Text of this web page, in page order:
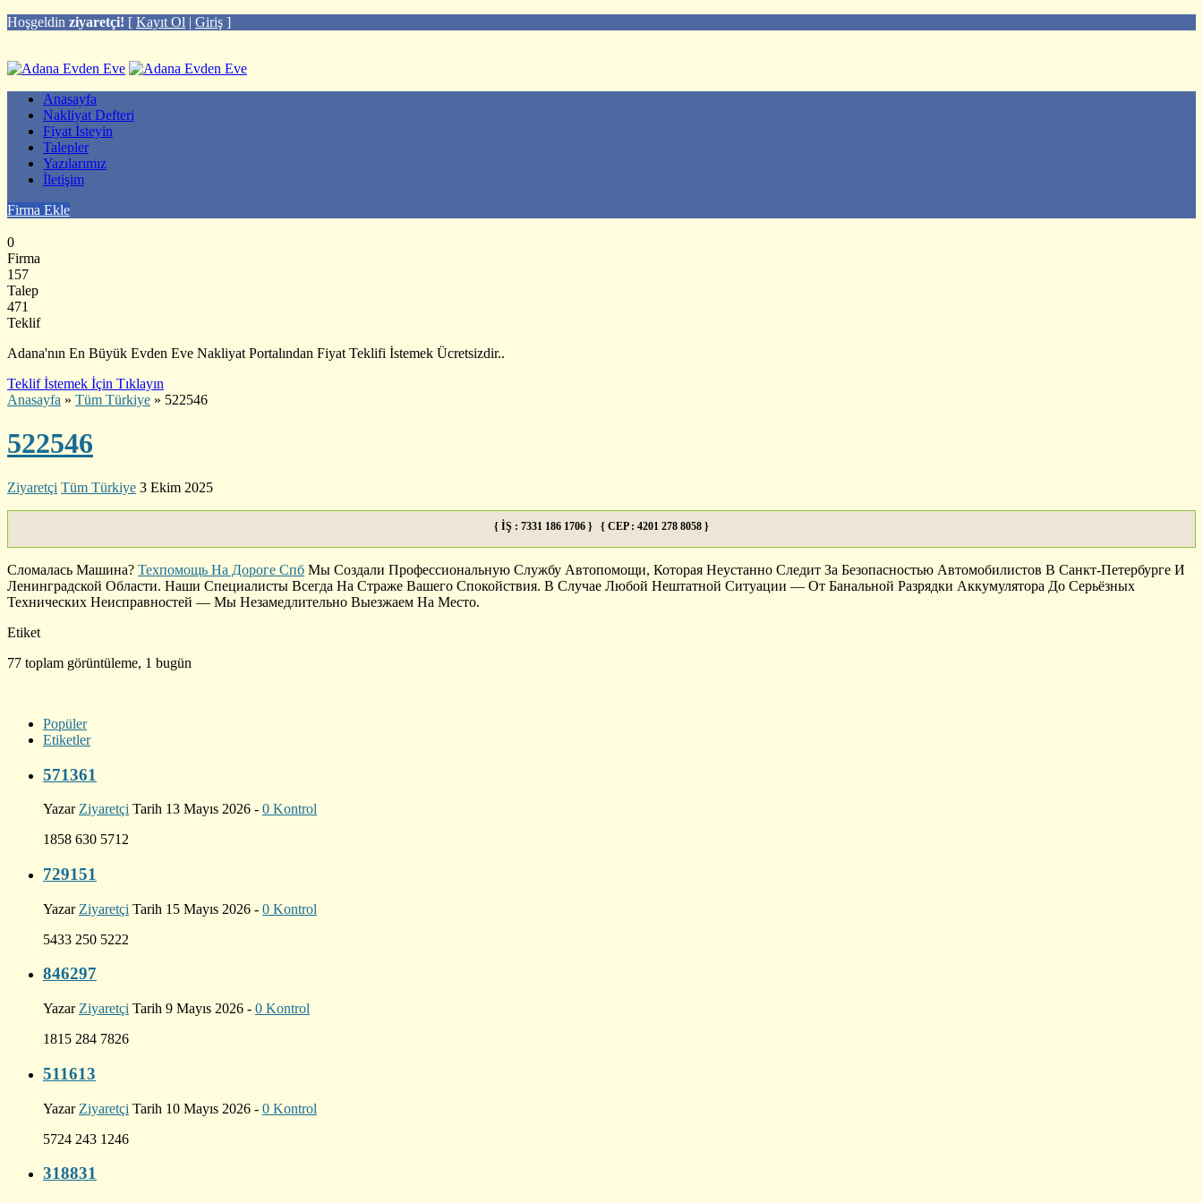
Hoşgeldin ziyaretçi! [ Kayıt Ol | Giriş ]
Anasayfa
Nakliyat Defteri
Fiyat İsteyin
Talepler
Yazılarımız
İletişim
Firma Ekle
0
Firma
157
Talep
471
Teklif
Adana'nın En Büyük Evden Eve Nakliyat Portalından Fiyat Teklifi İstemek Ücretsizdir..
Teklif İstemek İçin Tıklayın
Anasayfa » Tüm Türkiye » 522546
522546
Ziyaretçi Tüm Türkiye 3 Ekim 2025
{ İŞ : 7331 186 1706 } { CEP : 4201 278 8058 }
Сломалась Машина? Техпомощь На Дороге Спб Мы Создали Профессиональную Службу Автопомощи, Которая Неустанно Следит За Безопасностью Автомобилистов В Санкт-Петербурге И
Ленинградской Области. Наши Специалисты Всегда На Страже Вашего Спокойствия. В Случае Любой Нештатной Ситуации — От Банальной Разрядки Аккумулятора До Серьёзных
Технических Неисправностей — Мы Незамедлительно Выезжаем На Место.
Etiket
77 toplam görüntüleme, 1 bugün
Popüler
Etiketler
571361
Yazar Ziyaretçi Tarih 13 Mayıs 2026 - 0 Kontrol
1858 630 5712
729151
Yazar Ziyaretçi Tarih 15 Mayıs 2026 - 0 Kontrol
5433 250 5222
846297
Yazar Ziyaretçi Tarih 9 Mayıs 2026 - 0 Kontrol
1815 284 7826
511613
Yazar Ziyaretçi Tarih 10 Mayıs 2026 - 0 Kontrol
5724 243 1246
318831